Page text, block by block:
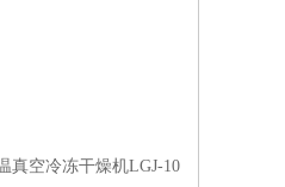
真空冷冻干燥机LGJ-10